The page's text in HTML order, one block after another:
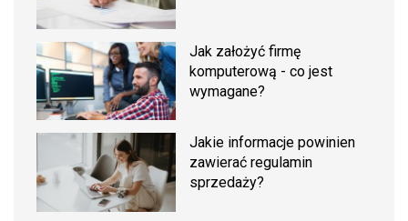
Jak założyć firmę
komputerową - co jest
wymagane?
Jakie informacje powinien
zawierać regulamin
sprzedaży?